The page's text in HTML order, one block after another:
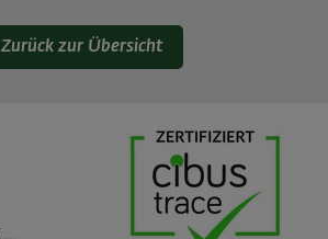
Zurück zur Übersicht